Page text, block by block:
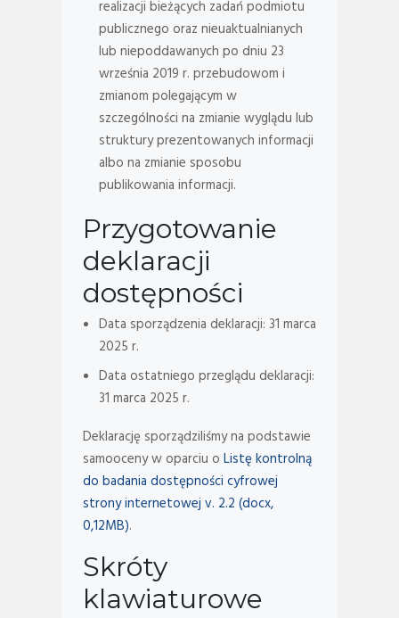
realizacji bieżących zadań podmiotu
publicznego oraz nieuaktualnianych
lub niepoddawanych po dniu 23
września 2019 r. przebudowom i
zmianom polegającym w
szczególności na zmianie wyglądu lub
struktury prezentowanych informacji
albo na zmianie sposobu
publikowania informacji.
Przygotowanie
deklaracji
dostępności
Data sporządzenia deklaracji: 31 marca
2025 r.
Data ostatniego przeglądu deklaracji:
31 marca 2025 r.
Deklarację sporządziliśmy na podstawie
samooceny w oparciu o Listę kontrolną
do badania dostępności cyfrowej
strony internetowej v. 2.2 (docx,
0,12MB).
Skróty
klawiaturowe